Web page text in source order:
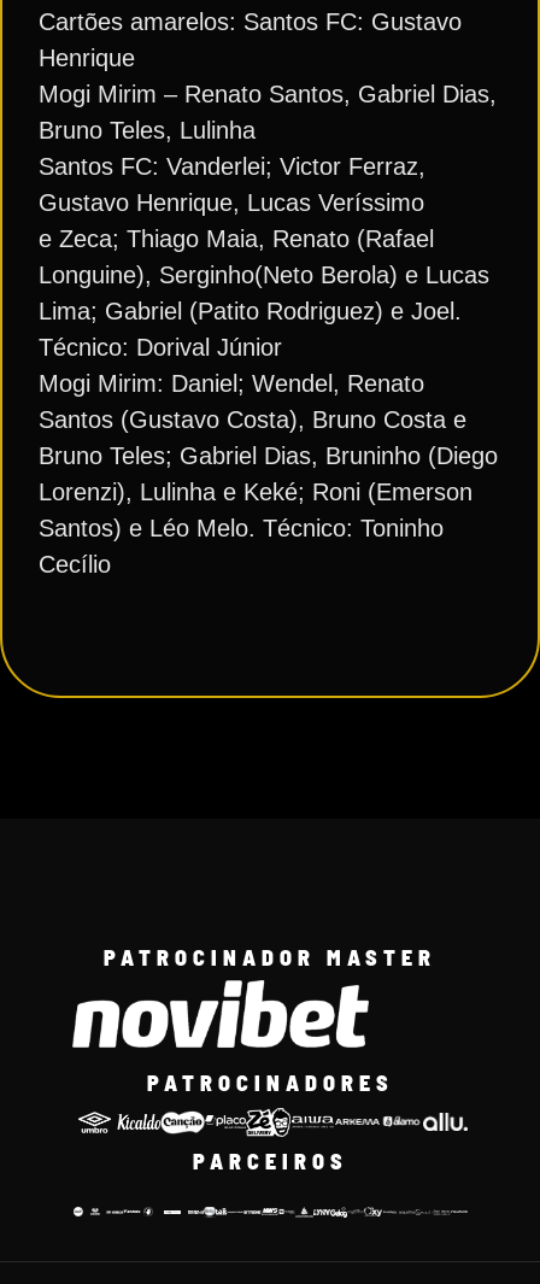
Cartões amarelos: Santos FC: Gustavo
Henrique
Mogi Mirim – Renato Santos, Gabriel Dias,
Bruno Teles, Lulinha
Santos FC: Vanderlei; Victor Ferraz,
Gustavo Henrique, Lucas Veríssimo
e Zeca; Thiago Maia, Renato (Rafael
Longuine), Serginho(Neto Berola) e Lucas
Lima; Gabriel (Patito Rodriguez) e Joel.
Técnico: Dorival Júnior
Mogi Mirim: Daniel; Wendel, Renato
Santos (Gustavo Costa), Bruno Costa e
Bruno Teles; Gabriel Dias, Bruninho (Diego
Lorenzi), Lulinha e Keké; Roni (Emerson
Santos) e Léo Melo. Técnico: Toninho
Cecílio
PATROCINADOR MASTER
PATROCINADORES
PARCEIROS